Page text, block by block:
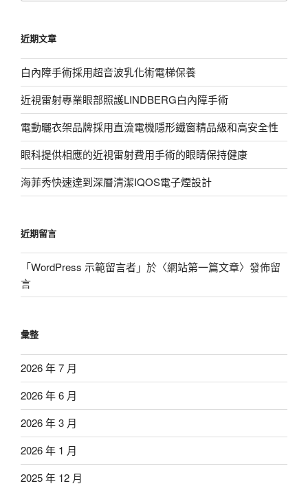
字:
近期文章
白內障手術採用超音波乳化術電梯保養
近視雷射專業眼部照護LINDBERG白內障手術
電動曬衣架品牌採用直流電機隱形鐵窗精品級和高安全性
眼科提供相應的近視雷射費用手術的眼睛保持健康
海菲秀快速達到深層清潔IQOS電子煙設計
近期留言
「WordPress 示範留言者」於〈網站第一篇文章〉發佈留
言
彙整
2026 年 7 月
2026 年 6 月
2026 年 3 月
2026 年 1 月
2025 年 12 月